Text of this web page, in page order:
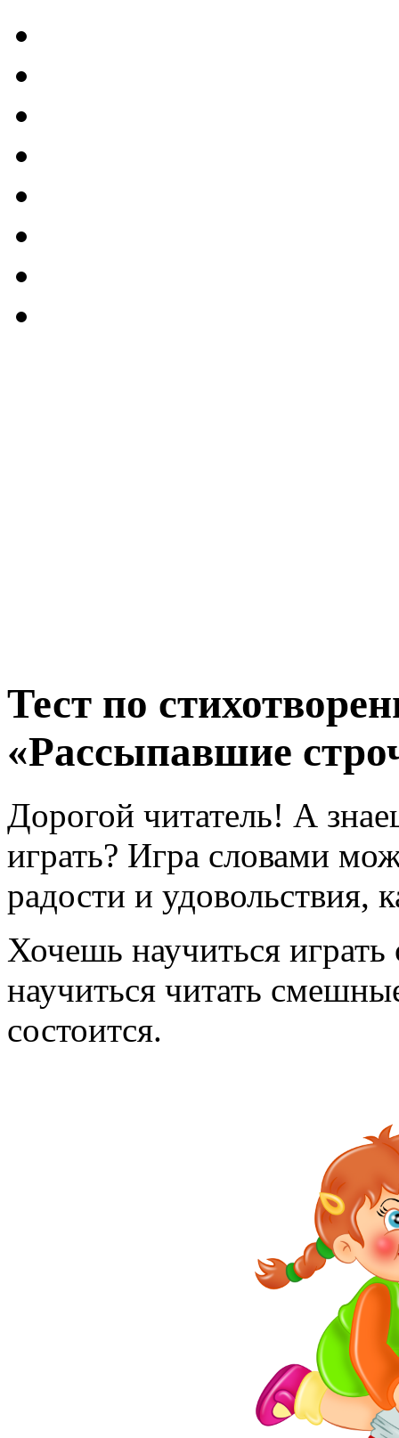
Тест по
«Рассыпавшие
Дорогой читатель! А
играть? Игра словами
радости и удовольствия,
Хочешь научиться
научиться читать
состоится.